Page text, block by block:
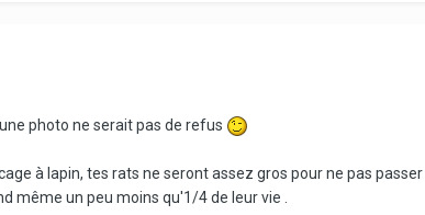
photo ne serait pas de refus
à lapin, tes rats ne seront assez gros pour ne pas
même un peu moins qu'1/4 de leur vie .